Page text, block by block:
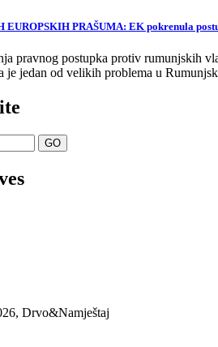
PRAŠUMA: EK pokrenula
pravnog postupka protiv rumunjskih
je jedan od velikih problema u
Drvo&Namještaj